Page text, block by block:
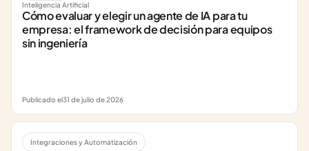
Inteligencia Artificial
Cómo evaluar y elegir un agente de IA para tu
empresa: el framework de decisión para equipos
sin ingeniería
Publicado el31 de julio de 2026
Integraciones y Automatización